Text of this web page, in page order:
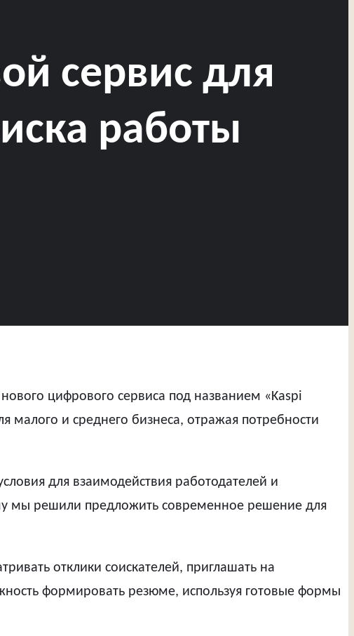
сервис для
работы
цифрового сервиса под названием «Kaspi
малого и среднего бизнеса, отражая потребности
для взаимодействия работодателей и
мы решили предложить современное решение для
отклики соискателей, приглашать на
формировать резюме, используя готовые формы